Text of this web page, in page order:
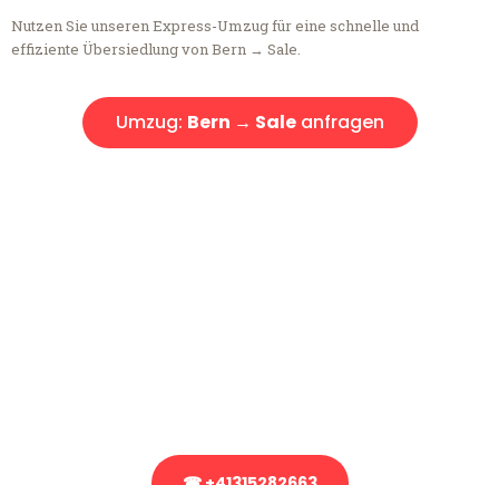
Nutzen Sie unseren Express-Umzug für eine schnelle und
effiziente Übersiedlung von Bern → Sale.
Umzug: Bern → Saleanfragen